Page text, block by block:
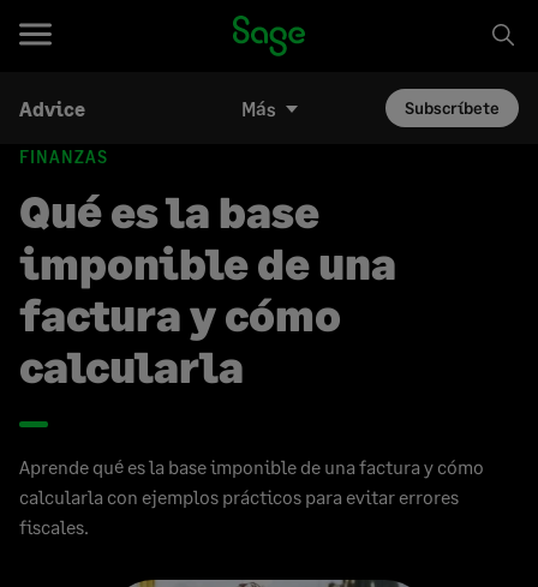
Advice Más Subscríbete
FINANZAS
Qué es la base
imponible de una
factura y cómo
calcularla
Aprende qué es la base imponible de una factura y cómo
calcularla con ejemplos prácticos para evitar errores
fiscales.